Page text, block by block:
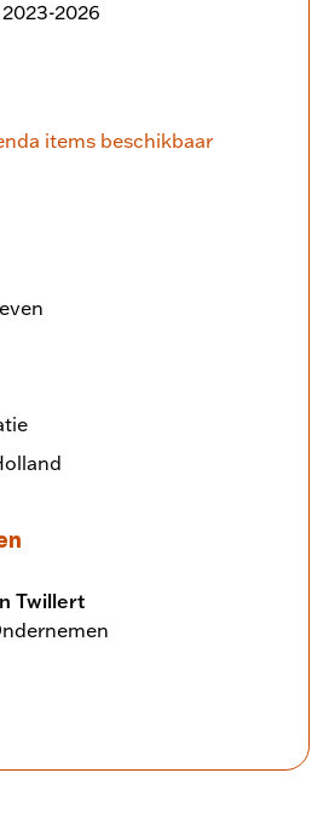
2026
items beschikbaar
Twillert